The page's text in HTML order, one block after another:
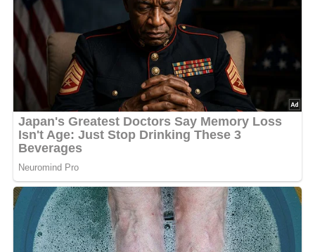
Salz würzen. Zwiebeln und Knoblauch schälen, halbieren
und mit Suppengrün, Kalbsfuß, Thymian und Lorbeerblatt
zum Fleisch geben. Die Marinade erhitzen und zum
Braten gießen. Im auf 180° C vorgeheizten Backofen im
zugedeckten Bräter auf der unteren Schiene 3 Stunden
garen. Dabei immer wieder das Fett abschöpfen.
Champignons putzen, Möhren und Schalotten schälen.
Möhren in 1 cm große Würfel schneiden. Butter in einem
Topf zerlassen und darin die Möhren und Zwiebeln
andünsten. Mit etwas Wasser ablöschen und zugedeckt
bissfest garen. Champignons dazugeben und kurz darin
schwenken, abschmecken. Fleisch und Kalbsfuß aus
dem Schmorfond nehmen, die Flüssigkeit entfetten und
passieren. Die Sauce 10 Minuten einkochen lassen,
würzen. Fleisch, Möhren, Champignons und Schalotten